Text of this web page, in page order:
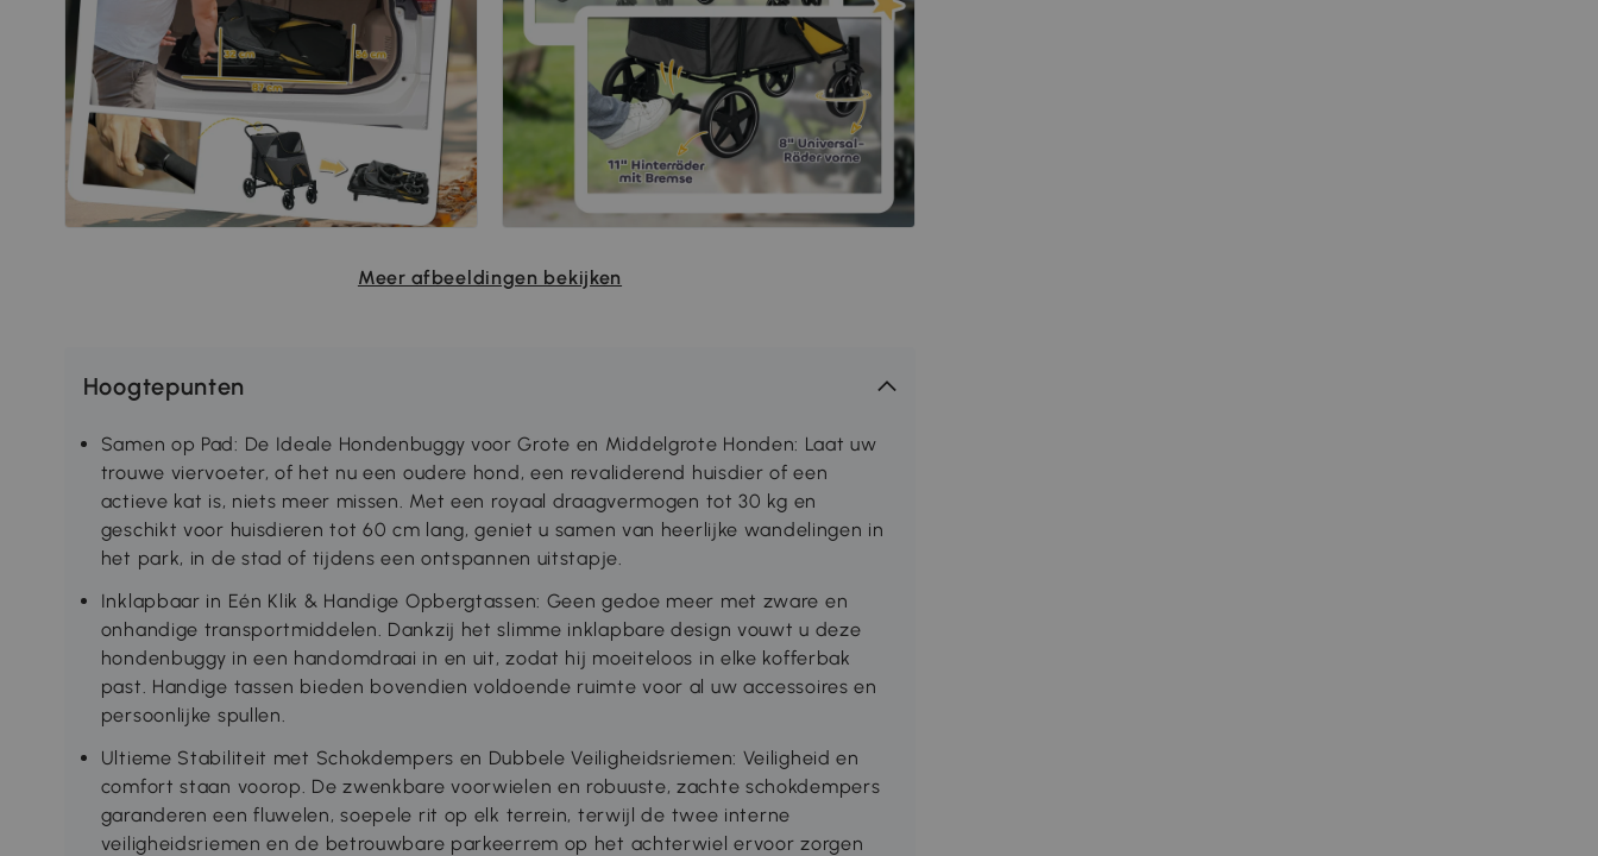
Meer afbeeldingen bekijken
Hoogtepunten
Samen op Pad: De Ideale Hondenbuggy voor Grote en Middelgrote Honden: Laat uw
trouwe viervoeter, of het nu een oudere hond, een revaliderend huisdier of een
actieve kat is, niets meer missen. Met een royaal draagvermogen tot 30 kg en
geschikt voor huisdieren tot 60 cm lang, geniet u samen van heerlijke wandelingen in
het park, in de stad of tijdens een ontspannen uitstapje.
Inklapbaar in Eén Klik & Handige Opbergtassen: Geen gedoe meer met zware en
onhandige transportmiddelen. Dankzij het slimme inklapbare design vouwt u deze
hondenbuggy in een handomdraai in en uit, zodat hij moeiteloos in elke kofferbak
past. Handige tassen bieden bovendien voldoende ruimte voor al uw accessoires en
persoonlijke spullen.
Ultieme Stabiliteit met Schokdempers en Dubbele Veiligheidsriemen: Veiligheid en
comfort staan voorop. De zwenkbare voorwielen en robuuste, zachte schokdempers
garanderen een fluwelen, soepele rit op elk terrein, terwijl de twee interne
veiligheidsriemen en de betrouwbare parkeerrem op het achterwiel ervoor zorgen